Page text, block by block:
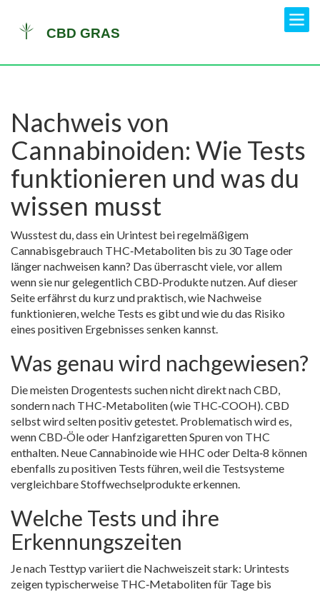
Nachweis von
Cannabinoiden: Wie Tests
funktionieren und was du
wissen musst
Wusstest du, dass ein Urintest bei regelmäßigem
Cannabisgebrauch THC‑Metaboliten bis zu 30 Tage oder
länger nachweisen kann? Das überrascht viele, vor allem
wenn sie nur gelegentlich CBD‑Produkte nutzen. Auf dieser
Seite erfährst du kurz und praktisch, wie Nachweise
funktionieren, welche Tests es gibt und wie du das Risiko
eines positiven Ergebnisses senken kannst.
Was genau wird nachgewiesen?
Die meisten Drogentests suchen nicht direkt nach CBD,
sondern nach THC‑Metaboliten (wie THC‑COOH). CBD
selbst wird selten positiv getestet. Problematisch wird es,
wenn CBD‑Öle oder Hanfzigaretten Spuren von THC
enthalten. Neue Cannabinoide wie HHC oder Delta‑8 können
ebenfalls zu positiven Tests führen, weil die Testsysteme
vergleichbare Stoffwechselprodukte erkennen.
Welche Tests und ihre
Erkennungszeiten
Je nach Testtyp variiert die Nachweiszeit stark: Urintests
zeigen typischerweise THC‑Metaboliten für Tage bis